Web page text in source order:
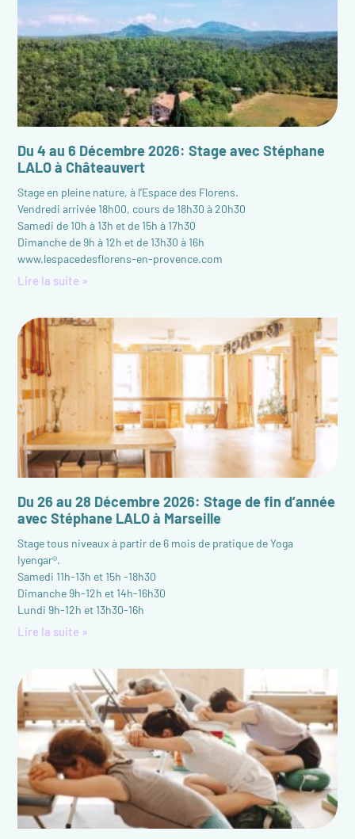
Du 4 au 6 Décembre 2026: Stage avec Stéphane
LALO à Châteauvert
Stage en pleine nature, à l’Espace des Florens.
Vendredi arrivée 18h00, cours de 18h30 à 20h30
Samedi de 10h à 13h et de 15h à 17h30
Dimanche de 9h à 12h et de 13h30 à 16h
www.lespacedesflorens-en-provence.com
Lire la suite »
Du 26 au 28 Décembre 2026: Stage de fin d’année
avec Stéphane LALO à Marseille
Stage tous niveaux à partir de 6 mois de pratique de Yoga
Iyengar®.
Samedi 11h-13h et 15h -18h30
Dimanche 9h-12h et 14h-16h30
Lundi 9h-12h et 13h30-16h
Lire la suite »